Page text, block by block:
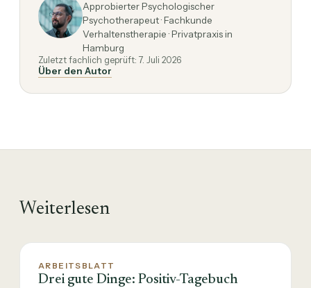
Approbierter Psychologischer
Psychotherapeut · Fachkunde
Verhaltenstherapie · Privatpraxis in
Hamburg
Zuletzt fachlich geprüft: 7. Juli 2026
Über den Autor
Weiterlesen
ARBEITSBLATT
Drei gute Dinge: Positiv-Tagebuch